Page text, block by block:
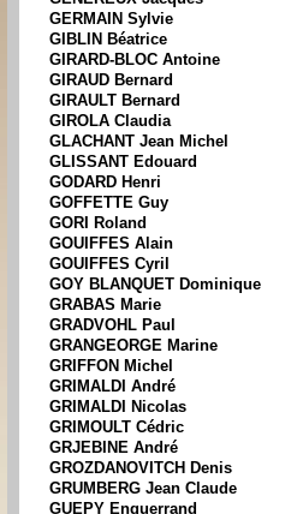
GERMAIN Sylvie
GIBLIN Béatrice
GIRARD-BLOC Antoine
GIRAUD Bernard
GIRAULT Bernard
GIROLA Claudia
GLACHANT Jean Michel
GLISSANT Edouard
GODARD Henri
GOFFETTE Guy
GORI Roland
GOUIFFES Alain
GOUIFFES Cyril
GOY BLANQUET Dominique
GRABAS Marie
GRADVOHL Paul
GRANGEORGE Marine
GRIFFON Michel
GRIMALDI André
GRIMALDI Nicolas
GRIMOULT Cédric
GRJEBINE André
GROZDANOVITCH Denis
GRUMBERG Jean Claude
GUEPY Enguerrand